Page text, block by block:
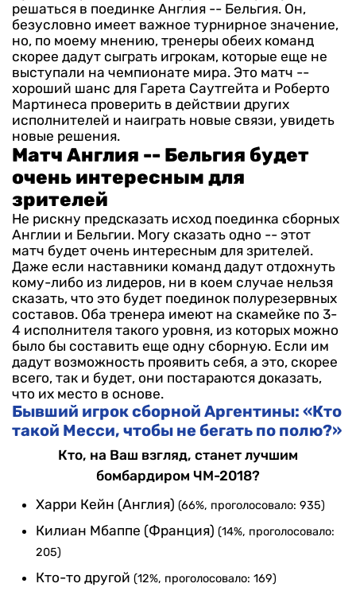
решаться в поединке Англия -- Бельгия. Он,
безусловно имеет важное турнирное значение,
но, по моему мнению, тренеры обеих команд
скорее дадут сыграть игрокам, которые еще не
выступали на чемпионате мира. Это матч --
хороший шанс для Гарета Саутгейта и Роберто
Мартинеса проверить в действии других
исполнителей и наиграть новые связи, увидеть
новые решения.
Матч Англия -- Бельгия будет
очень интересным для
зрителей
Не рискну предсказать исход поединка сборных
Англии и Бельгии. Могу сказать одно -- этот
матч будет очень интересным для зрителей.
Даже если наставники команд дадут отдохнуть
кому-либо из лидеров, ни в коем случае нельзя
сказать, что это будет поединок полурезервных
составов. Оба тренера имеют на скамейке по 3-
4 исполнителя такого уровня, из которых можно
было бы составить еще одну сборную. Если им
дадут возможность проявить себя, а это, скорее
всего, так и будет, они постараются доказать,
что их место в основе.
Бывший игрок сборной Аргентины: «Кто
такой Месси, чтобы не бегать по полю?»
Кто, на Ваш взгляд, станет лучшим
бомбардиром ЧМ-2018?
Харри Кейн (Англия) (66%, проголосовало: 935)
Килиан Мбаппе (Франция) (14%, проголосовало:
205)
Кто-то другой (12%, проголосовало: 169)